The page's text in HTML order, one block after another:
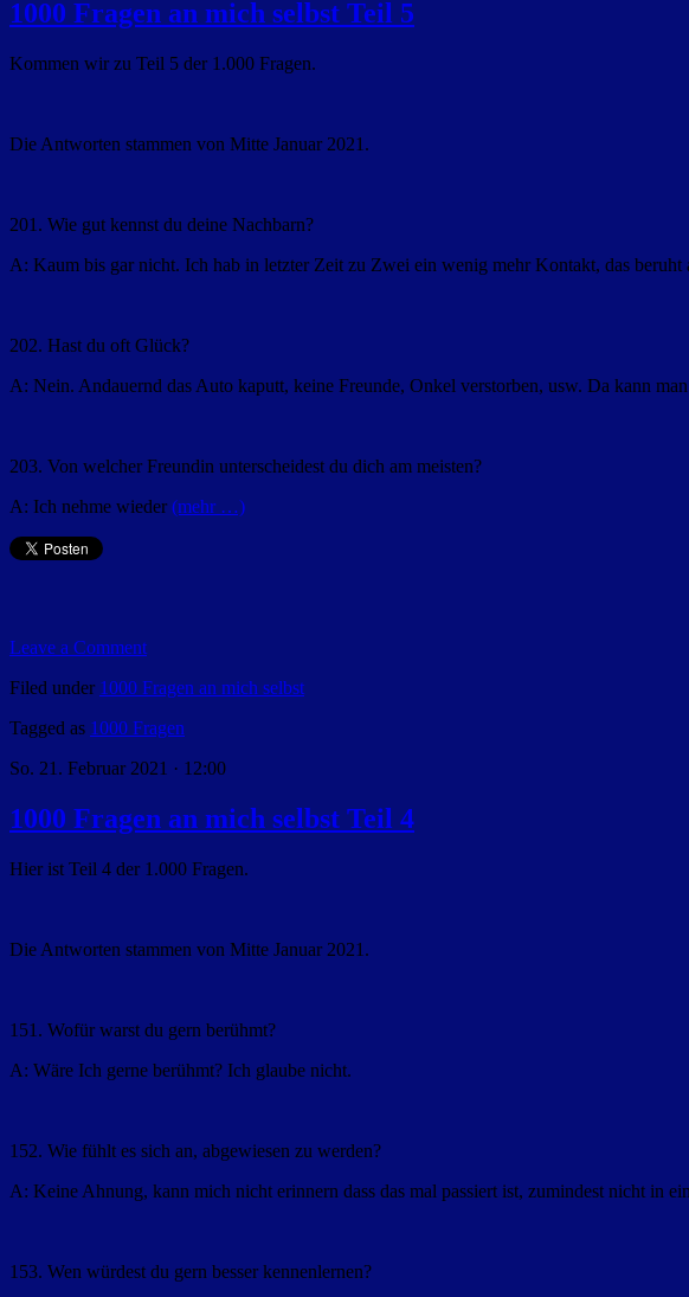
1000 Fragen an mich selbst Teil 5
Kommen wir zu Teil 5 der 1.000 Fragen.
Die Antworten stammen von Mitte Januar 2021.
201. Wie gut kennst du deine Nachbarn?
A: Kaum bis gar nicht. Ich hab in letzter Zeit zu Zwei ein wenig mehr Kontakt, das beruht
202. Hast du oft Glück?
A: Nein. Andauernd das Auto kaputt, keine Freunde, Onkel verstorben, usw. Da kann
203. Von welcher Freundin unterscheidest du dich am meisten?
A: Ich nehme wieder (mehr …)
Leave a Comment
Filed under 1000 Fragen an mich selbst
Tagged as 1000 Fragen
So. 21. Februar 2021 · 12:00
1000 Fragen an mich selbst Teil 4
Hier ist Teil 4 der 1.000 Fragen.
Die Antworten stammen von Mitte Januar 2021.
151. Wofür warst du gern berühmt?
A: Wäre Ich gerne berühmt? Ich glaube nicht.
152. Wie fühlt es sich an, abgewiesen zu werden?
A: Keine Ahnung, kann mich nicht erinnern dass das mal passiert ist, zumindest nicht in
153. Wen würdest du gern besser kennenlernen?